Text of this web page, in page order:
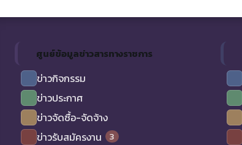
ศูนย์ข้อมูลข่าวสารทางราชการ
ข่าวกิจกรรม
ข่าวประกาศ
ข่าวจัดซื้อ-จัดจ้าง
ข่าวรับสมัครงาน
3